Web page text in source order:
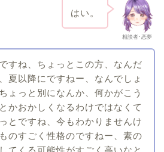
相談者･恋夢
はい。
すね、ちょっとこの方、なんだ
夏以降にですねー、なんでしょ
ょっと別になんか、何かがこう
かおかしくなるわけではなくて
とですね、今もわかりませんけ
のすごく性格のですねー、素の